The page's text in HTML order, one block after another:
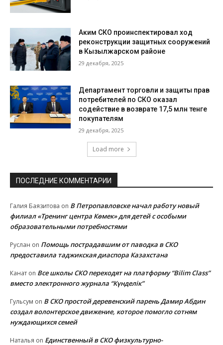
Аким СКО проинспектировал ход
реконструкции защитных сооружений
в Кызылжарском районе
29 декабря, 2025
Департамент торговли и защиты прав
потребителей по СКО оказал
содействие в возврате 17,5 млн тенге
покупателям
29 декабря, 2025
Load more
ПОСЛЕДНИЕ КОММЕНТАРИИ
Галия Баязитова on В Петропавловске начал работу новый
филиал «Тренинг центра Көмек» для детей с особыми
образовательными потребностями
Руслан on Помощь пострадавшим от паводка в СКО
предоставила таджикская диаспора Казахстана
Канат on Все школы СКО переходят на платформу “Bilim Class”
вместо электронного журнала “Күнделік”
Гульсум on В СКО простой деревенский парень Дамир Абдин
создал волонтерское движение, которое помогло сотням
нуждающихся семей
Наталья on Единственный в СКО физкультурно-